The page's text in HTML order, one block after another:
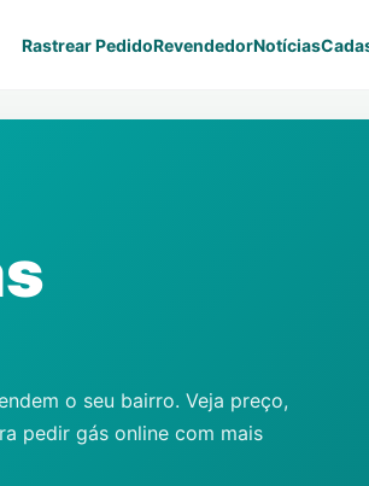
Rastrear PedidoRevendedorNotícias
o seu bairro. Veja preço,
pedir gás online com mais